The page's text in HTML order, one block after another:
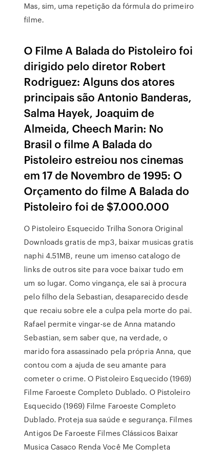
Mas, sim, uma repetição da fórmula do primeiro
filme.
O Filme A Balada do Pistoleiro foi
dirigido pelo diretor Robert
Rodriguez: Alguns dos atores
principais são Antonio Banderas,
Salma Hayek, Joaquim de
Almeida, Cheech Marin: No
Brasil o filme A Balada do
Pistoleiro estreiou nos cinemas
em 17 de Novembro de 1995: O
Orçamento do filme A Balada do
Pistoleiro foi de $7.000.000
O Pistoleiro Esquecido Trilha Sonora Original
Downloads gratis de mp3, baixar musicas gratis
naphi 4.51MB, reune um imenso catalogo de
links de outros site para voce baixar tudo em
um so lugar. Como vingança, ele sai à procura
pelo filho dela Sebastian, desaparecido desde
que recaiu sobre ele a culpa pela morte do pai.
Rafael permite vingar-se de Anna matando
Sebastian, sem saber que, na verdade, o
marido fora assassinado pela própria Anna, que
contou com a ajuda de seu amante para
cometer o crime. O Pistoleiro Esquecido (1969)
Filme Faroeste Completo Dublado. O Pistoleiro
Esquecido (1969) Filme Faroeste Completo
Dublado. Proteja sua saúde e segurança. Filmes
Antigos De Faroeste Filmes Clássicos Baixar
Musica Casaco Renda Você Me Completa